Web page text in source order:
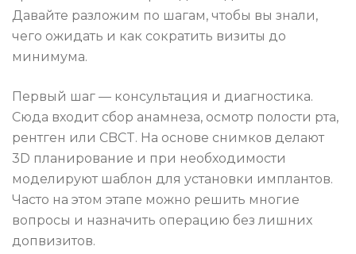
Давайте разложим по шагам, чтобы вы знали,
чего ожидать и как сократить визиты до
минимума.
Первый шаг — консультация и диагностика.
Сюда входит сбор анамнеза, осмотр полости рта,
рентген или CBCT. На основе снимков делают
3D планирование и при необходимости
моделируют шаблон для установки имплантов.
Часто на этом этапе можно решить многие
вопросы и назначить операцию без лишних
допвизитов.